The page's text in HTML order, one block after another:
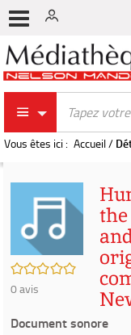
Vous êtes ici : Accueil/
/5
0avis
Document sonore